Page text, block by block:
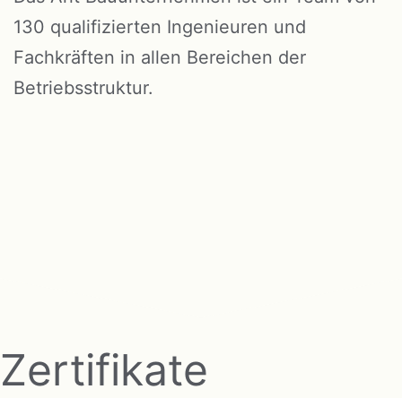
130 qualifizierten Ingenieuren und
Fachkräften in allen Bereichen der
Betriebsstruktur.
Zertifikate